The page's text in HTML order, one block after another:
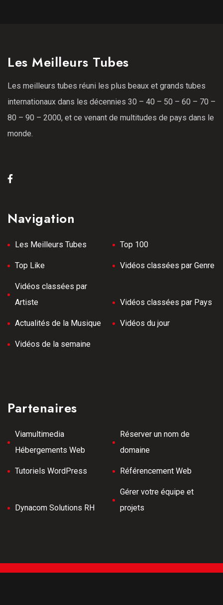
Les Meilleurs Tubes
Les meilleurs tubes réuni les plus beaux et grands tubes
internationaux dans les décennies 30 – 40 – 50 – 60 – 70 –
80 – 90 – 2000, et ce venant de multitudes de pays dans le
monde.
Navigation
Les Meilleurs Tubes Top 100
Top Like Vidéos classées par Genre
Vidéos classées par
Artiste
Vidéos classées par Pays
Actualités de la Musique Vidéos du jour
Vidéos de la semaine
Partenaires
Viamultimedia
Hébergements Web
Réserver un nom de
domaine
Tutoriels WordPress Référencement Web
Dynacom Solutions RH
Gérer votre équipe et
projets